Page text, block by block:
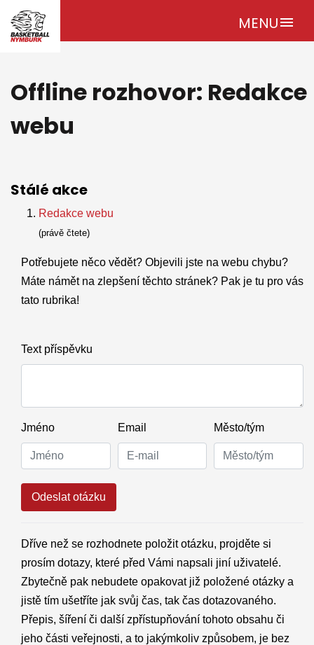
MENUmenu
Offline rozhovor: Redakce
webu
Stálé akce
Redakce webu
(právě čtete)
Potřebujete něco vědět? Objevili jste na webu chybu?
Máte námět na zlepšení těchto stránek? Pak je tu pro vás
tato rubrika!
Text příspěvku
Jméno Email Město/tým
Odeslat otázku
Dříve než se rozhodnete položit otázku, projděte si
prosím dotazy, které před Vámi napsali jiní uživatelé.
Zbytečně pak nebudete opakovat již položené otázky a
jistě tím ušetříte jak svůj čas, tak čas dotazovaného.
Přepis, šíření či další zpřístupňování tohoto obsahu či
jeho části veřejnosti, a to jakýmkoliv způsobem, je bez